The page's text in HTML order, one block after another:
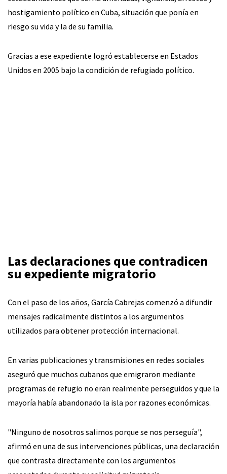
hostigamiento político en Cuba, situación que ponía en
riesgo su vida y la de su familia.
Gracias a ese expediente logró establecerse en Estados
Unidos en 2005 bajo la condición de refugiado político.
Las declaraciones que contradicen
su expediente migratorio
Con el paso de los años, García Cabrejas comenzó a difundir
mensajes radicalmente distintos a los argumentos
utilizados para obtener protección internacional.
En varias publicaciones y transmisiones en redes sociales
aseguró que muchos cubanos que emigraron mediante
programas de refugio no eran realmente perseguidos y que la
mayoría había abandonado la isla por razones económicas.
"Ninguno de nosotros salimos porque se nos perseguía",
afirmó en una de sus intervenciones públicas, una declaración
que contrasta directamente con los argumentos